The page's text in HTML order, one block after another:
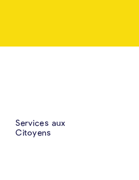
Services aux
Citoyens